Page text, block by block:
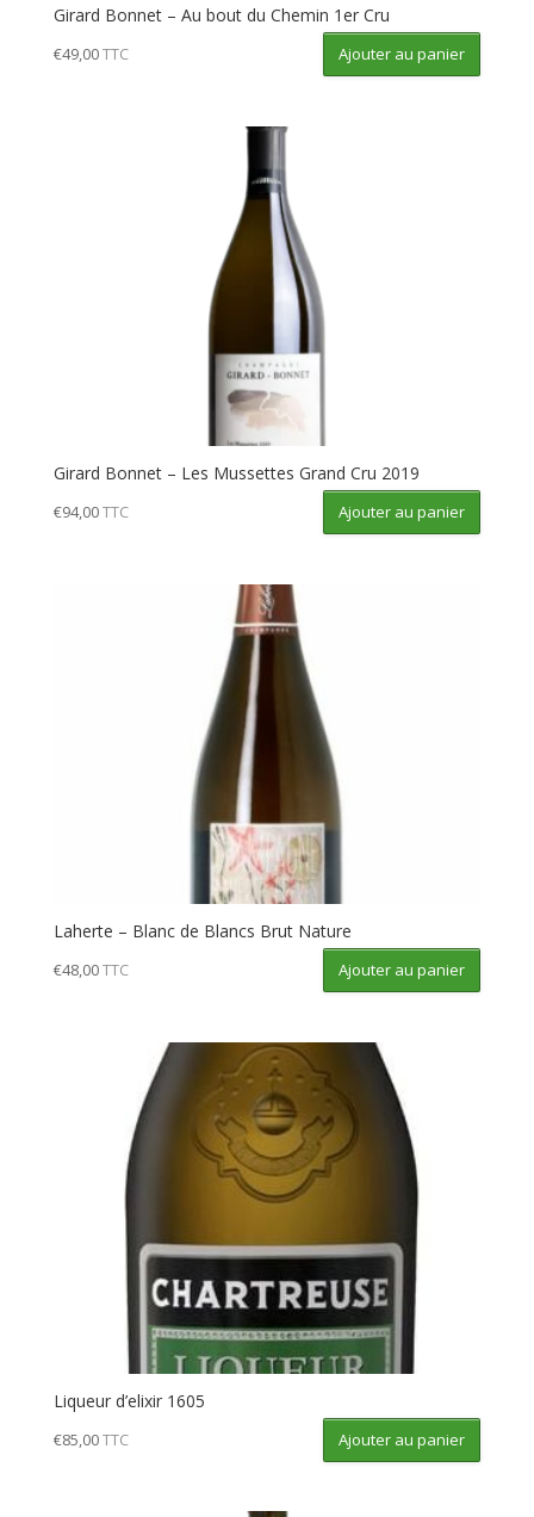
Girard Bonnet – Au bout du Chemin 1er Cru
€49,00TTC Ajouter au panier
Girard Bonnet – Les Mussettes Grand Cru 2019
€94,00TTC Ajouter au panier
Laherte – Blanc de Blancs Brut Nature
€48,00TTC Ajouter au panier
Liqueur d’elixir 1605
€85,00TTC Ajouter au panier